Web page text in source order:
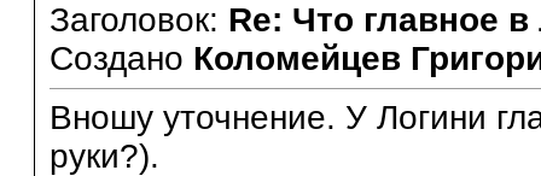
Заголовок: Re: Что главное в
Создано Коломейцев
Вношу уточнение. У Логини
руки?).